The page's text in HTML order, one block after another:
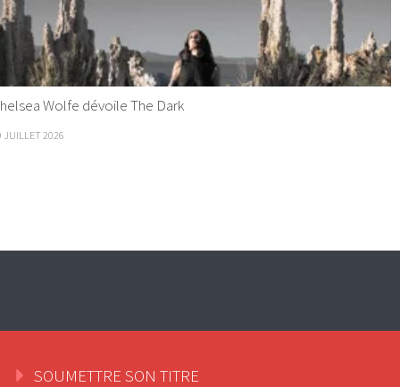
Wolfe dévoile The Dark
JUILLET 2026
SOUMETTRE SON TITRE